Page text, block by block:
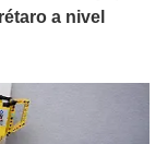
a nivel